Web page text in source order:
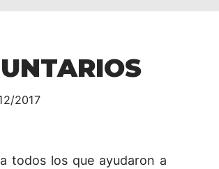
2017
todos los que ayudaron a